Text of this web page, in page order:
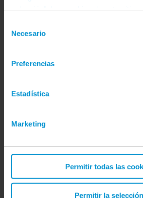
sociales y analizar el tráfico. Además,
información sobre el uso que haga
nuestros partners de redes sociales,
web, quienes pueden combinarla con
del uso que haya hecho de sus
información en https://
Necesario
Preferencias
Estadística
Marketing
Permitir todas las
Permitir la selección
junio 2018
septiembre 2014
septiembre 2013
mayo 2013